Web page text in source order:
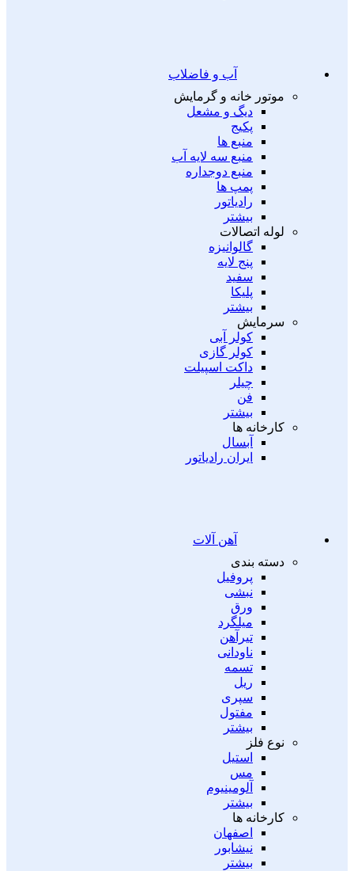
آب و فاضلاب
موتور خانه و گرمایش
دیگ و مشعل
پکیج
منبع ها
منبع سه لایه آب
منبع دوجداره
پمپ ها
رادیاتور
بیشتر
لوله اتصالات
گالوانیزه
پنج لایه
سفید
پلیکا
بیشتر
سرمایش
کولر آبی
کولر گازی
داکت اسپیلت
چیلر
فن
بیشتر
کارخانه ها
آبسال
ایران رادیاتور
آهن آلات
دسته بندی
پروفیل
نبشی
ورق
میلگرد
تیرآهن
ناودانی
تسمه
ریل
سپری
مفتول
بیشتر
نوع فلز
استیل
مس
آلومینیوم
بیشتر
کارخانه ها
اصفهان
نیشابور
بیشتر